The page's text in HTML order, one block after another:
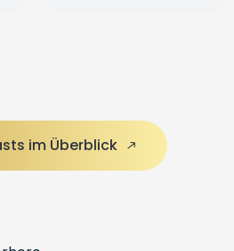
im Überblick